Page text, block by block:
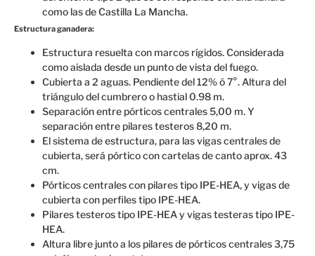
como las de Castilla La Mancha.
Estructura ganadera:
Estructura resuelta con marcos rígidos. Considerada
como aislada desde un punto de vista del fuego.
Cubierta a 2 aguas. Pendiente del 12% ó 7°. Altura del
triángulo del cumbrero o hastial 0.98 m.
Separación entre pórticos centrales 5,00 m. Y
separación entre pilares testeros 8,20 m.
El sistema de estructura, para las vigas centrales de
cubierta, será pórtico con cartelas de canto aprox. 43
cm.
Pórticos centrales con pilares tipo IPE-HEA, y vigas de
cubierta con perfiles tipo IPE-HEA.
Pilares testeros tipo IPE-HEA y vigas testeras tipo IPE-
HEA.
Altura libre junto a los pilares de pórticos centrales 3,75